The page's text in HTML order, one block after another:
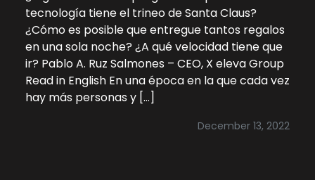
tecnología tiene el trineo de Santa Claus?
¿Cómo es posible que entregue tantos regalos
en una sola noche? ¿A qué velocidad tiene que
ir? Pablo A. Ruz Salmones – CEO, X eleva Group
Read in English En una época en la que cada vez
hay más personas y […]
December 13, 2022